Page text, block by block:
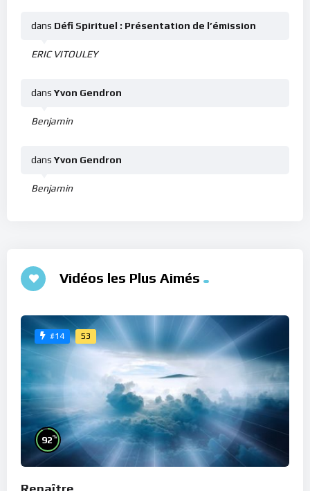
ERIC VITOULEY
dans Défi Spirituel : Présentation de l’émission
Benjamin
dans Yvon Gendron
Benjamin
dans Yvon Gendron
Vidéos les Plus Aimés
#14 53
92%